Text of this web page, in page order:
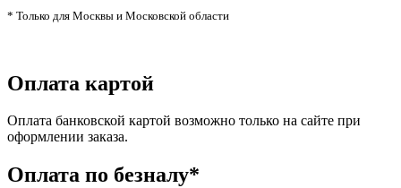
* Только для Москвы и Московской области
Оплата картой
Оплата банковской картой возможно только на сайте при
оформлении заказа.
Оплата по безналу*